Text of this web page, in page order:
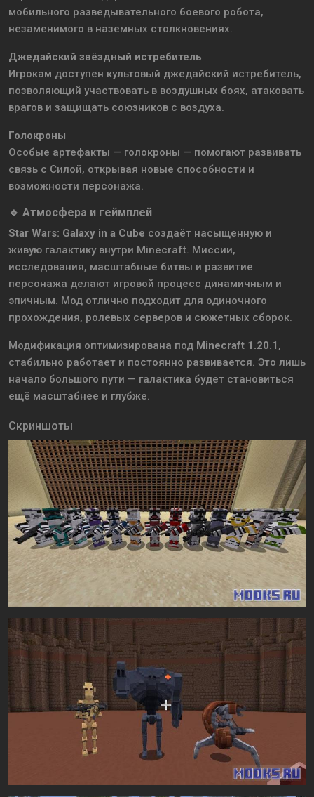
мобильного разведывательного боевого робота,
незаменимого в наземных столкновениях.
Джедайский звёздный истребитель
Игрокам доступен культовый джедайский истребитель,
позволяющий участвовать в воздушных боях, атаковать
врагов и защищать союзников с воздуха.
Голокроны
Особые артефакты — голокроны — помогают развивать
связь с Силой, открывая новые способности и
возможности персонажа.
🔹 Атмосфера и геймплей
Star Wars: Galaxy in a Cube создаёт насыщенную и
живую галактику внутри Minecraft. Миссии,
исследования, масштабные битвы и развитие
персонажа делают игровой процесс динамичным и
эпичным. Мод отлично подходит для одиночного
прохождения, ролевых серверов и сюжетных сборок.
Модификация оптимизирована под Minecraft 1.20.1 ,
стабильно работает и постоянно развивается. Это лишь
начало большого пути — галактика будет становиться
ещё масштабнее и глубже.
Скриншоты